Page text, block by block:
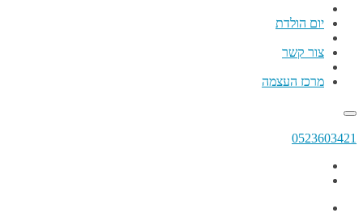
יום הולדת
צור קשר
מרכז העצמה
0523603421